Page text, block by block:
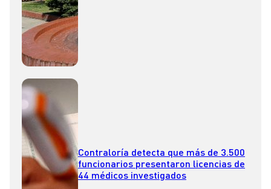
Contraloría detecta que más de 3.500
funcionarios presentaron licencias de
44 médicos investigados